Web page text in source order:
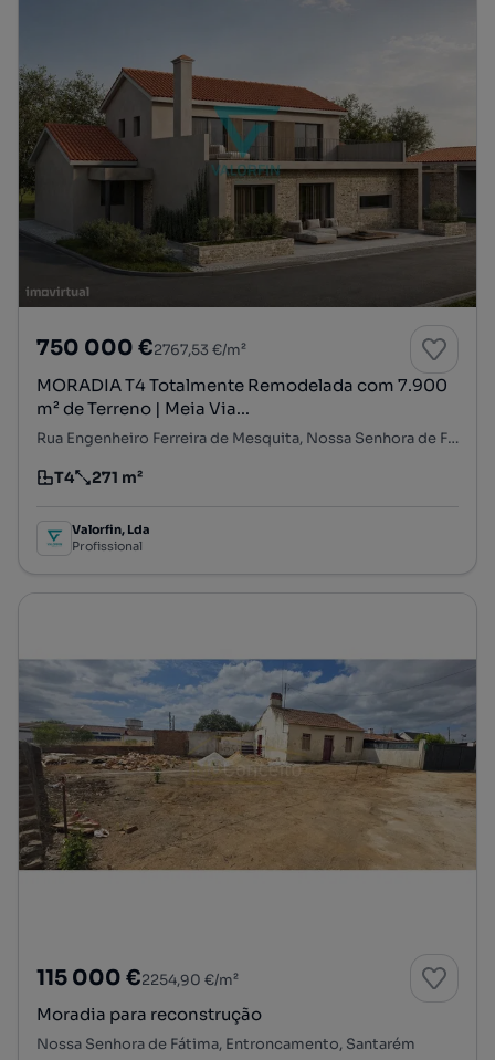
750 000 €2767,53 €/m²
MORADIA T4 Totalmente Remodelada com 7.900
m² de Terreno | Meia Via...
Rua Engenheiro Ferreira de Mesquita, Nossa Senhora de Fátima, Entroncamento, Santarém
Tipologia
T4
Preço por metro quadrado
271 m²
Valorfin, Lda
Profissional
115 000 €2254,90 €/m²
Moradia para reconstrução
Nossa Senhora de Fátima, Entroncamento, Santarém